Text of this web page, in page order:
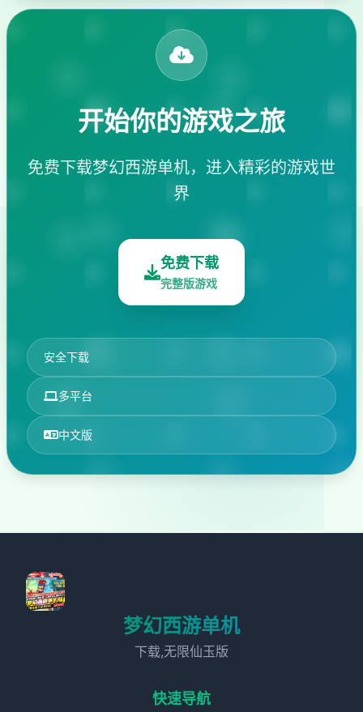
开始你的游戏之旅
免费下载梦幻西游单机，进入精彩的游戏世
界
免费下载
完整版游戏
安全下载
多平台
中文版
梦幻西游单机
下载,无限仙玉版
快速导航